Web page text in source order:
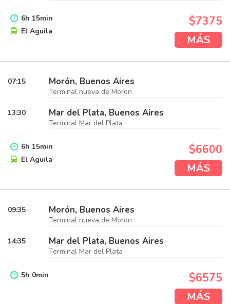
6h 15min
El Aguila
$7375
MÁS
07:15 Morón, Buenos Aires
Terminal nueva de Moron
13:30 Mar del Plata, Buenos Aires
Terminal Mar del Plata
6h 15min
El Aguila
$6600
MÁS
09:35 Morón, Buenos Aires
Terminal nueva de Moron
14:35 Mar del Plata, Buenos Aires
Terminal Mar del Plata
5h 0min $6575
MÁS